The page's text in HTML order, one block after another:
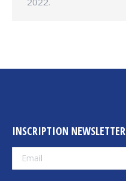
INSCRIPTION NEWSLETTER